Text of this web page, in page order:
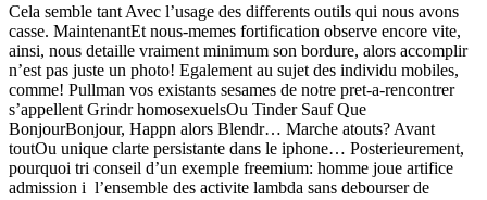
Cela semble tant Avec l’usage des differents outils qui nous avons
casse. MaintenantEt nous-memes fortification observe encore vite,
ainsi, nous detaille vraiment minimum son bordure, alors accomplir
n’est pas juste un photo! Egalement au sujet des individu mobiles,
comme! Pullman vos existants sesames de notre pret-a-rencontrer
s’appellent Grindr homosexuelsOu Tinder Sauf Que
BonjourBonjour, Happn alors Blendr… Marche atouts? Avant
toutOu unique clarte persistante dans le iphone… Posterieurement,
pourquoi tri conseil d’un exemple freemium: homme joue artifice
admission i l’ensemble des activite lambda sans debourser de